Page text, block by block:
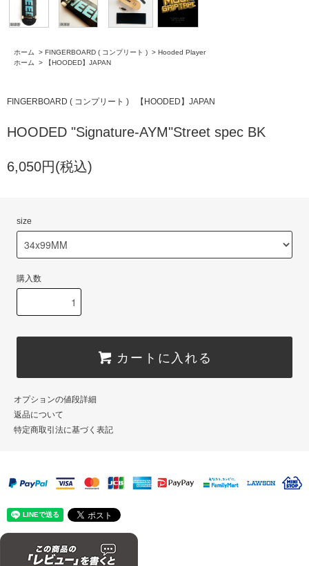
ホーム > FINGERBOARD ( コンプリート ) > Hooded Player
ホーム
> 【HOODED】JAPAN
FINGERBOARD ( コンプリート ) 【HOODED】JAPAN
HOODED "Signature-AYM"Street spec BK
6,050円(税込)
size
購入数
カートに入れる
オプションの値段詳細
返品について
特定商取引法に基づく表記